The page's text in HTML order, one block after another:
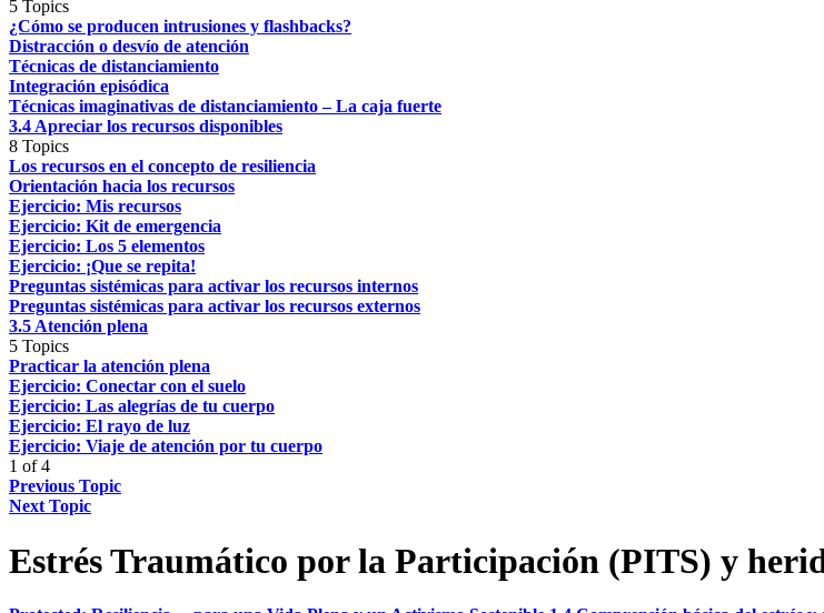
5 Topics
¿Cómo se producen intrusiones y flashbacks?
Distracción o desvío de atención
Técnicas de distanciamiento
Integración episódica
Técnicas imaginativas de distanciamiento – La caja fuerte
3.4 Apreciar los recursos disponibles
8 Topics
Los recursos en el concepto de resiliencia
Orientación hacia los recursos
Ejercicio: Mis recursos
Ejercicio: Kit de emergencia
Ejercicio: Los 5 elementos
Ejercicio: ¡Que se repita!
Preguntas sistémicas para activar los recursos internos
Preguntas sistémicas para activar los recursos externos
3.5 Atención plena
5 Topics
Practicar la atención plena
Ejercicio: Conectar con el suelo
Ejercicio: Las alegrías de tu cuerpo
Ejercicio: El rayo de luz
Ejercicio: Viaje de atención por tu cuerpo
1 of 4
Previous Topic
Next Topic
Estrés Traumático por la Participación (PITS) y